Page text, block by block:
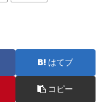
はてブ
コピー